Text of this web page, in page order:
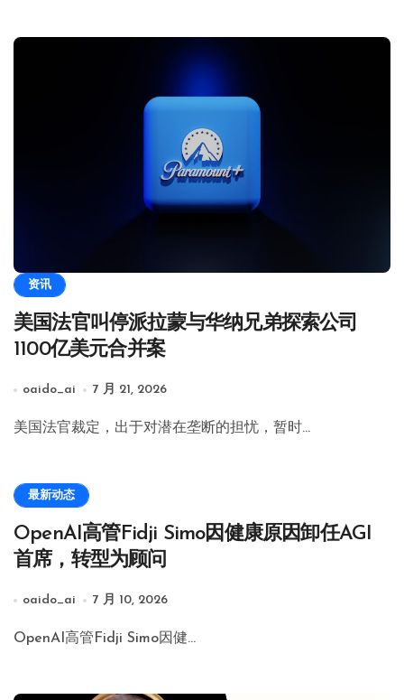
资讯
美国法官叫停派拉蒙与华纳兄弟探索公司
1100亿美元合并案
oaido_ai 7 月 21, 2026
美国法官裁定，出于对潜在垄断的担忧，暂时…
最新动态
OpenAI高管Fidji Simo因健康原因卸任AGI
首席，转型为顾问
oaido_ai 7 月 10, 2026
OpenAI高管Fidji Simo因健…